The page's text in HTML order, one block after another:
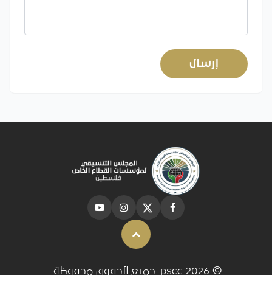
إرسال
Back to top
© 2026 pscc. جميع الحقوق محفوظة.